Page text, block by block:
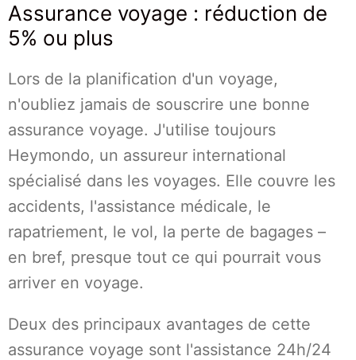
Assurance voyage : réduction de
5% ou plus
Lors de la planification d'un voyage,
n'oubliez jamais de souscrire une bonne
assurance voyage. J'utilise toujours
Heymondo, un assureur international
spécialisé dans les voyages. Elle couvre les
accidents, l'assistance médicale, le
rapatriement, le vol, la perte de bagages –
en bref, presque tout ce qui pourrait vous
arriver en voyage.
Deux des principaux avantages de cette
assurance voyage sont l'assistance 24h/24